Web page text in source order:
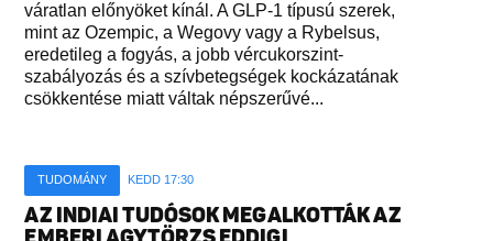
váratlan előnyöket kínál. A GLP-1 típusú szerek,
mint az Ozempic, a Wegovy vagy a Rybelsus,
eredetileg a fogyás, a jobb vércukorszint-
szabályozás és a szívbetegségek kockázatának
csökkentése miatt váltak népszerűvé...
TUDOMÁNY KEDD 17:30
AZ INDIAI TUDÓSOK MEGALKOTTÁK AZ